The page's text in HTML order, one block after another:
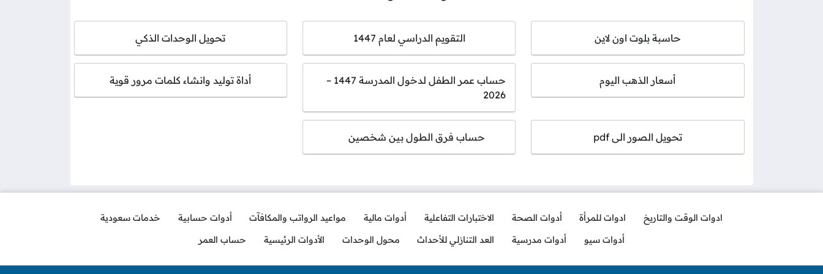
حاسبة بلوت اون لاين التقويم الدراسي لعام 1447 تحويل الوحدات الذكي
أسعار الذهب اليوم
حساب عمر الطفل لدخول المدرسة 1447 –
2026
أداة توليد وانشاء كلمات مرور قوية
تحويل الصور الى pdf حساب فرق الطول بين شخصين
ادوات الوقت والتاريخ ادوات للمرأة أدوات الصحة الاختبارات التفاعلية أدوات مالية مواعيد الرواتب والمكافآت أدوات حسابية
خدمات سعودية
أدوات سيو
أدوات مدرسية العد التنازلي للأحداث محول الوحدات الأدوات الرئيسية حساب العمر